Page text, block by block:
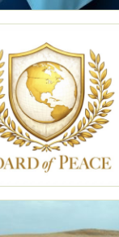
記事をお気に入
ログイン